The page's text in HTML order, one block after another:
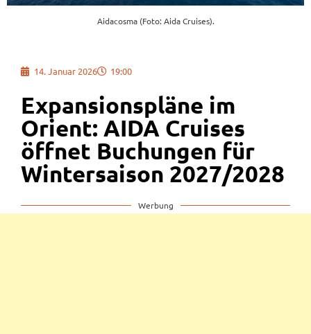
Aidacosma (Foto: Aida Cruises).
14. Januar 2026 19:00
Expansionspläne im
Orient: AIDA Cruises
öffnet Buchungen für
Wintersaison 2027/2028
Werbung